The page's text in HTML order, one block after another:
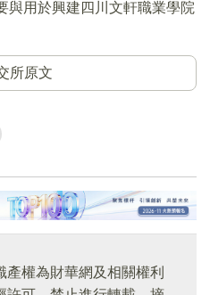
與用於興建四川文軒職業學院
所原文
權為財華網及相關權利